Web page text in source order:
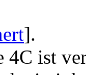
].
4C ist